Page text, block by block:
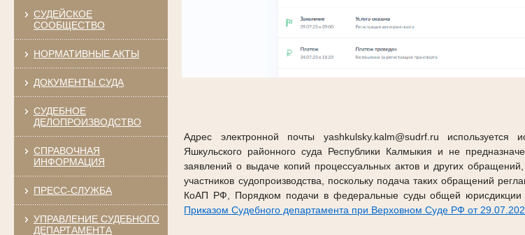
СУДЕЙСКОЕ
СООБЩЕСТВО
НОРМАТИВНЫЕ АКТЫ
ДОКУМЕНТЫ СУДА
СУДЕБНОЕ
ДЕЛОПРОИЗВОДСТВО
СПРАВОЧНАЯ
ИНФОРМАЦИЯ
ПРЕСС-СЛУЖБА
УПРАВЛЕНИЕ СУДЕБНОГО
ДЕПАРТАМЕНТА
Адрес электронной почты yashkulsky.kalm@sudrf.ru используется
Яшкульского районного суда Республики Калмыкия и не
заявлений о выдаче копий процессуальных актов и других
участников судопроизводства, поскольку подача таких обращений
КоАП РФ, Порядком подачи в федеральные суды общей юрисдикции
Приказом Судебного департамента при Верховном Суде РФ от